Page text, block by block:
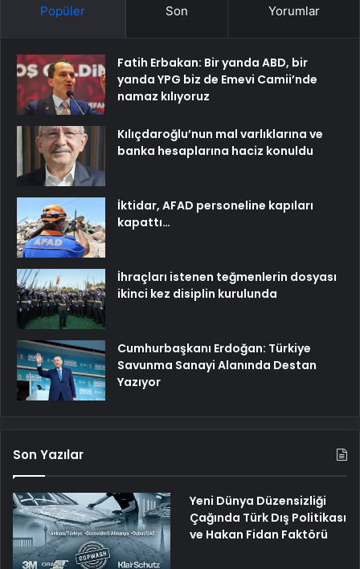
Popüler Son Yorumlar
Fatih Erbakan: Bir yanda ABD, bir
yanda YPG biz de Emevi Camii’nde
namaz kılıyoruz
Kılıçdaroğlu’nun mal varlıklarına ve
banka hesaplarına haciz konuldu
İktidar, AFAD personeline kapıları
kapattı…
İhraçları istenen teğmenlerin dosyası
ikinci kez disiplin kurulunda
Cumhurbaşkanı Erdoğan: Türkiye
Savunma Sanayi Alanında Destan
Yazıyor
Son Yazılar
Yeni Dünya Düzensizliği
Çağında Türk Dış Politikası
ve Hakan Fidan Faktörü